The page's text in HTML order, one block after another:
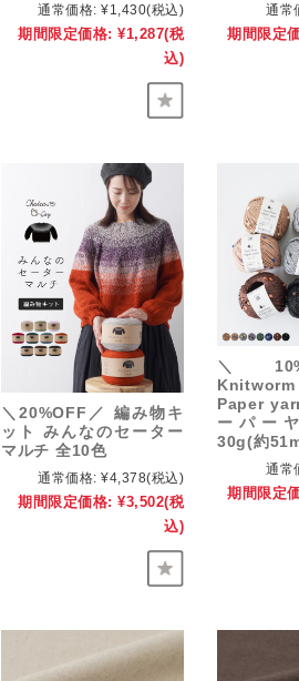
通常価格: ¥1,430(税込)
期間限定価格: ¥1,287(税
込)
通常
期間限定
＼20%OFF／ 編み物キ
ット みんなのセーター
マルチ 全10色
通常価格: ¥4,378(税込)
期間限定価格: ¥3,502(税
込)
＼
Paper
ーパー
30g(約
通常
期間限定